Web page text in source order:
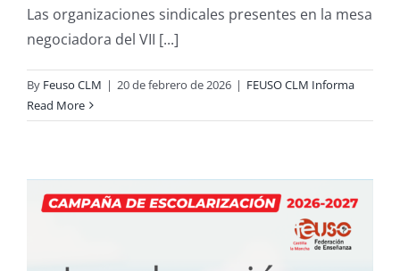
Las organizaciones sindicales presentes en la mesa
negociadora del VII [...]
By Feuso CLM | 20 de febrero de 2026 | FEUSO CLM Informa
Read More